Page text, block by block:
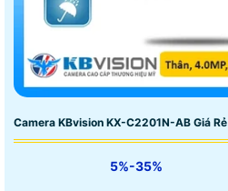
Camera KBvision KX-C2201N-AB Giá Rẻ
5%-35%